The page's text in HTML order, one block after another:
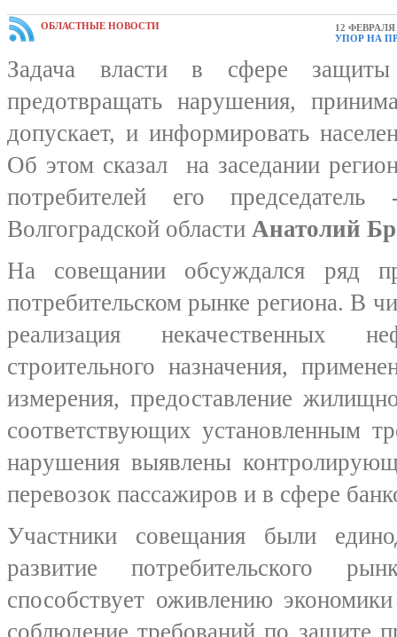
ОБЛАСТНЫЕ НОВОСТИ
12 ФЕВРАЛЯ
УПОР НА
Задача власти в сфере
предотвращать нарушения,
допускает, и информировать
Об этом сказал на заседании
потребителей его
Волгоградской области Анатолий
На совещании обсуждался ряд
потребительском рынке региона. В
реализация некачественных
строительного назначения,
измерения, предоставление
соответствующих установленным
нарушения выявлены
перевозок пассажиров и в сфере
Участники совещания были
развитие потребительского
способствует оживлению
соблюдение требований по защите